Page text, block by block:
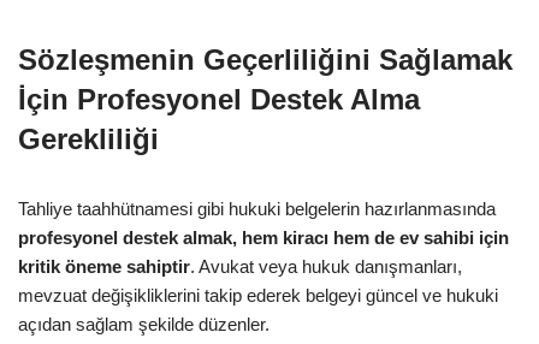
Sözleşmenin Geçerliliğini Sağlamak
İçin Profesyonel Destek Alma
Gerekliliği
Tahliye taahhütnamesi gibi hukuki belgelerin hazırlanmasında
profesyonel destek almak, hem kiracı hem de ev sahibi için
kritik öneme sahiptir. Avukat veya hukuk danışmanları,
mevzuat değişikliklerini takip ederek belgeyi güncel ve hukuki
açıdan sağlam şekilde düzenler.